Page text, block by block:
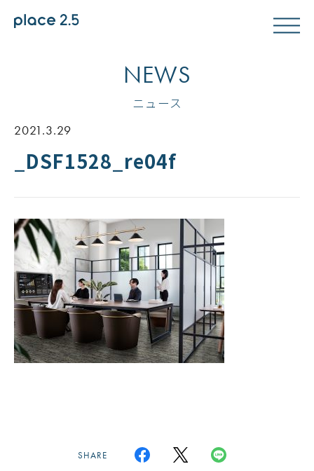
NEWS
ニュース
2021.3.29
_DSF1528_re04f
SHARE